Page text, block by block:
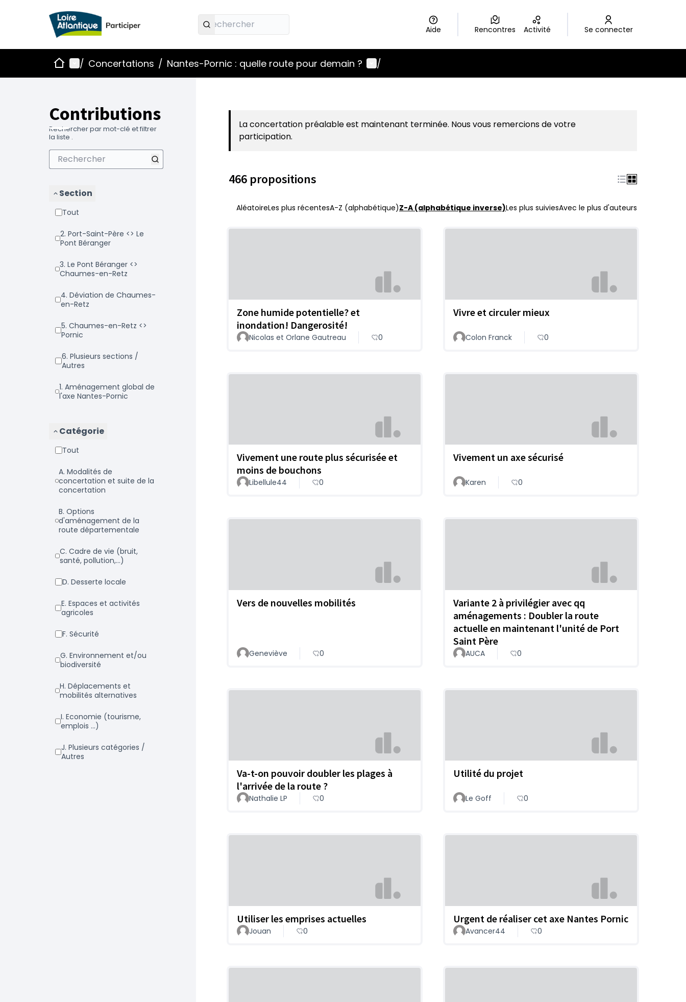
Aide Rencontres Activité Se connecter
AccueilMenu principal
/ Concertations / Nantes-Pornic : quelle route pour demain ? Menu utilisateur
/
Contributions
Rechercher par mot-clé et filtrer
la liste .
Section
Tout
2. Port-Saint-Père <> Le
Pont Béranger
3. Le Pont Béranger <>
Chaumes-en-Retz
4. Déviation de Chaumes-
en-Retz
5. Chaumes-en-Retz <>
Pornic
6. Plusieurs sections /
Autres
1. Aménagement global de
l'axe Nantes-Pornic
Catégorie
Tout
a. Modalités de
concertation et suite de la
concertation
b. Options
d'aménagement de la
route départementale
c. Cadre de vie (bruit,
santé, pollution,...)
d. Desserte locale
e. Espaces et activités
agricoles
f. Sécurité
g. Environnement et/ou
biodiversité
h. Déplacements et
mobilités alternatives
i. Economie (tourisme,
emplois ...)
j. Plusieurs catégories /
Autres
La concertation préalable est maintenant terminée. Nous vous remercions de votre
participation.
466 propositions
AléatoireLes plus récentesA-Z (alphabétique)Z-A (alphabétique inverse)Les plus suiviesAvec le plus d'auteurs
Zone humide potentielle? et
inondation! Dangerosité!
Nicolas et Orlane Gautreau 0
Vivre et circuler mieux
Colon Franck 0
Vivement une route plus sécurisée et
moins de bouchons
Libellule44 0
Vivement un axe sécurisé
Karen 0
Vers de nouvelles mobilités
Geneviève 0
Variante 2 à privilégier avec qq
aménagements : Doubler la route
actuelle en maintenant l'unité de Port
Saint Père
AUCA 0
Va-t-on pouvoir doubler les plages à
l'arrivée de la route ?
Nathalie LP 0
Utilité du projet
Le Goff 0
Utiliser les emprises actuelles
Jouan 0
Urgent de réaliser cet axe Nantes Pornic
Avancer44 0